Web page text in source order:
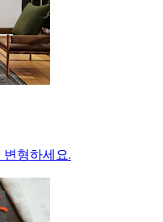
형하세요.